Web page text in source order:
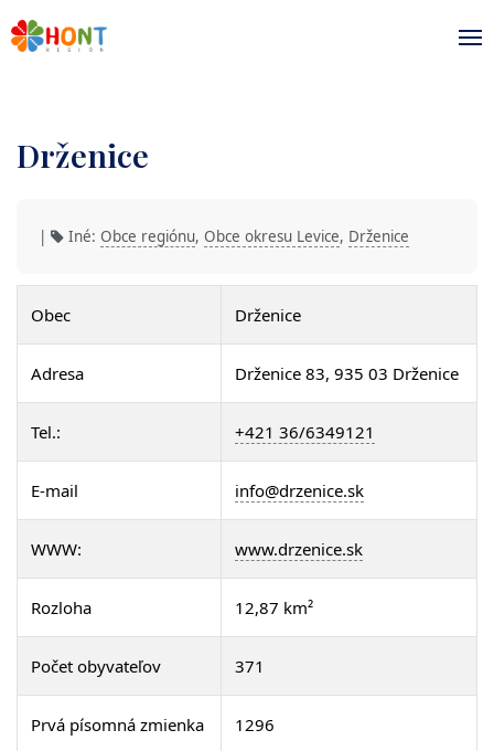
Drženice
| Iné: Obce regiónu, Obce okresu Levice, Drženice
Obec Drženice
Adresa Drženice 83, 935 03 Drženice
Tel.: +421 36/6349121
E-mail info@drzenice.sk
WWW: www.drzenice.sk
Rozloha 12,87 km²
Počet obyvateľov 371
Prvá písomná zmienka 1296